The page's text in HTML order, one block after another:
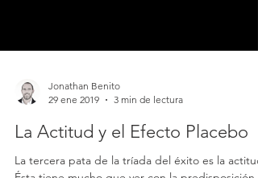
Jonathan Benito
29 ene 2019
3 min de lectura